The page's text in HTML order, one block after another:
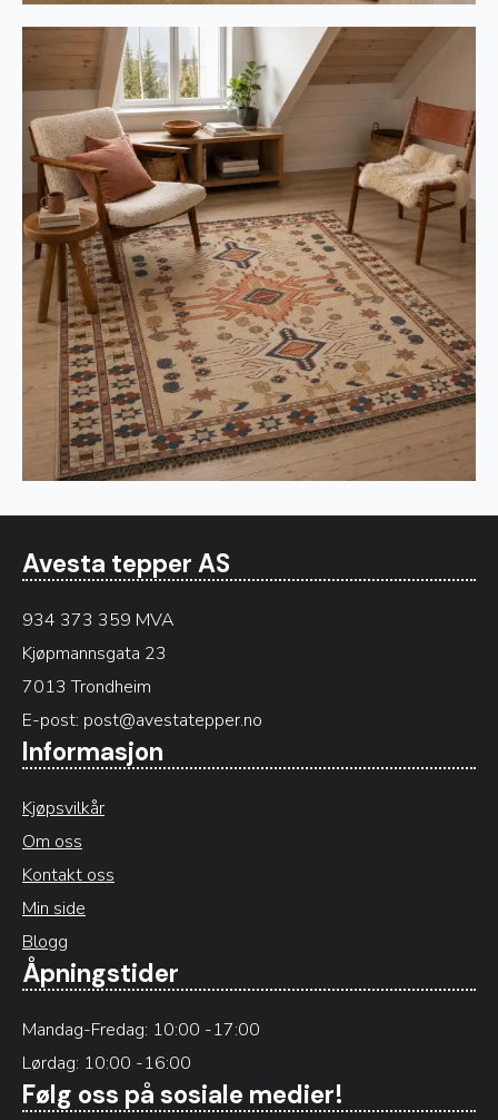
Avesta tepper AS
934 373 359 MVA
Kjøpmannsgata 23
7013 Trondheim
E-post: post@avestatepper.no
Informasjon
Kjøpsvilkår
Om oss
Kontakt oss
Min side
Blogg
Åpningstider
Mandag-Fredag: 10:00 -17:00
Lørdag: 10:00 -16:00
Følg oss på sosiale medier!